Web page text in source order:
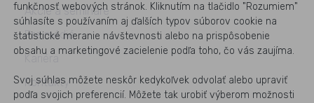
funkčnosť webových stránok. Kliknutím na tlačidlo "Rozumiem"
súhlasíte s používaním aj ďalších typov súborov cookie na
štatistické meranie návštevnosti alebo na prispôsobenie
obsahu a marketingové zacielenie podľa toho, čo vás zaujíma.
Svoj súhlas môžete neskôr kedykoľvek odvolať alebo upraviť
podľa svojich preferencií. Môžete tak urobiť výberom možnosti
Akcie a semináre
Pre médiá
Kontakty